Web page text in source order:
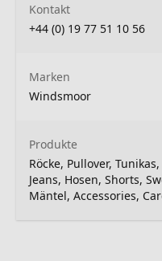
Kontakt
+44 (0) 19 77 51 10 56
Marken
Windsmoor
Produkte
Röcke, Pullover,
Jeans, Hosen, Shorts,
Mäntel, Accessories,